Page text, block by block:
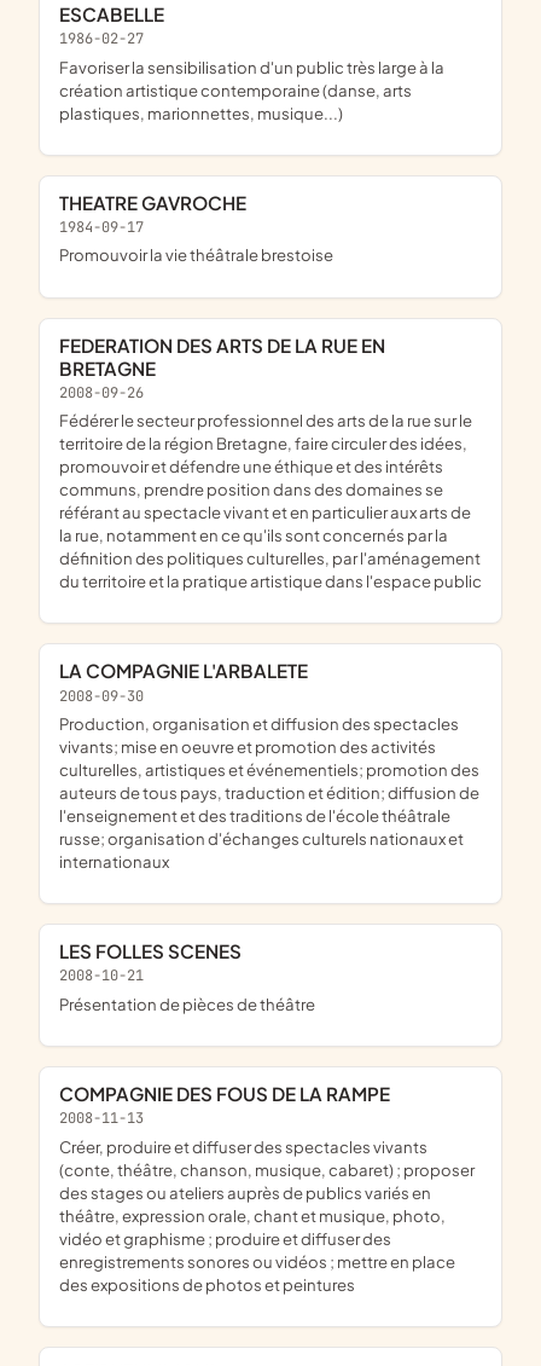
ESCABELLE
1986-02-27
favoriser la sensibilisation d'un public très large à la
création artistique contemporaine (danse, arts
plastiques, marionnettes, musique...)
THEATRE GAVROCHE
1984-09-17
promouvoir la vie théâtrale brestoise
FEDERATION DES ARTS DE LA RUE EN
BRETAGNE
2008-09-26
fédérer le secteur professionnel des arts de la rue sur le
territoire de la région Bretagne, faire circuler des idées,
promouvoir et défendre une éthique et des intérêts
communs, prendre position dans des domaines se
référant au spectacle vivant et en particulier aux arts de
la rue, notamment en ce qu'ils sont concernés par la
définition des politiques culturelles, par l'aménagement
du territoire et la pratique artistique dans l'espace public
LA COMPAGNIE L'ARBALETE
2008-09-30
production, organisation et diffusion des spectacles
vivants; mise en oeuvre et promotion des activités
culturelles, artistiques et événementiels; promotion des
auteurs de tous pays, traduction et édition; diffusion de
l'enseignement et des traditions de l'école théâtrale
russe; organisation d'échanges culturels nationaux et
internationaux
LES FOLLES SCENES
2008-10-21
présentation de pièces de théâtre
COMPAGNIE DES FOUS DE LA RAMPE
2008-11-13
créer, produire et diffuser des spectacles vivants
(conte, théâtre, chanson, musique, cabaret) ; proposer
des stages ou ateliers auprès de publics variés en
théâtre, expression orale, chant et musique, photo,
vidéo et graphisme ; produire et diffuser des
enregistrements sonores ou vidéos ; mettre en place
des expositions de photos et peintures